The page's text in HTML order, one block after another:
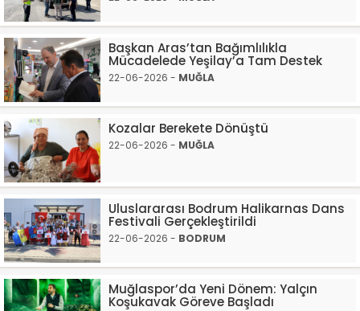
Başkan Aras’tan Bağımlılıkla
Mücadelede Yeşilay’a Tam Destek
22-06-2026 - MUĞLA
Kozalar Berekete Dönüştü
22-06-2026 - MUĞLA
Uluslararası Bodrum Halikarnas Dans
Festivali Gerçekleştirildi
22-06-2026 - BODRUM
Muğlaspor’da Yeni Dönem: Yalçın
Koşukavak Göreve Başladı